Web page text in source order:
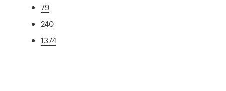
79
240
1374